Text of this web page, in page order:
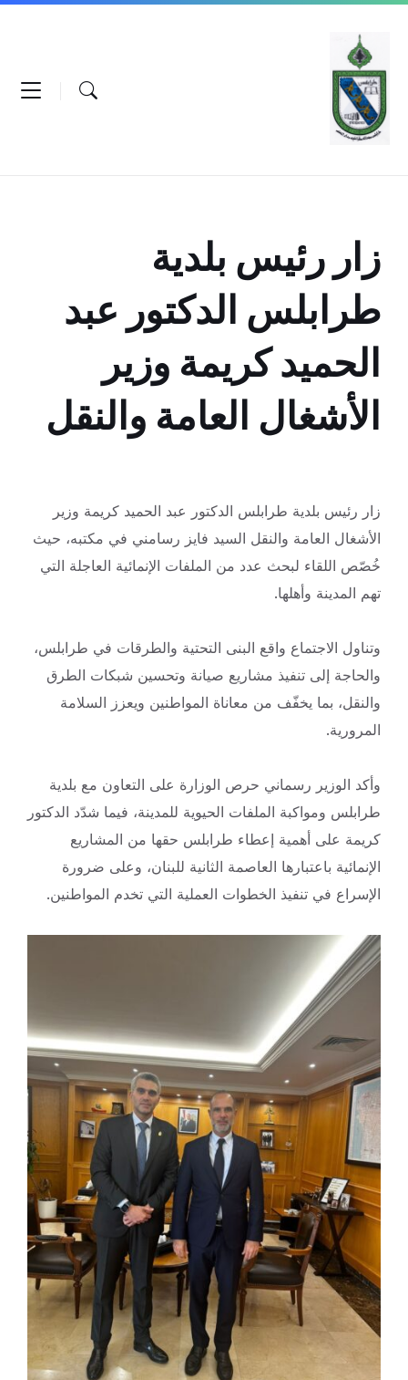
Skip
content
Skip
navigation
Skip
زار رئيس بلدية
طرابلس الدكتور عبد
الحميد كريمة وزير
الأشغال العامة والنقل
زار رئيس بلدية طرابلس الدكتور عبد الحميد كريمة وزير
الأشغال العامة والنقل السيد فايز رسامني في مكتبه، حيث
خُصّص اللقاء لبحث عدد من الملفات الإنمائية العاجلة التي
تهم المدينة وأهلها.
وتناول الاجتماع واقع البنى التحتية والطرقات في طرابلس،
والحاجة إلى تنفيذ مشاريع صيانة وتحسين شبكات الطرق
والنقل، بما يخفّف من معاناة المواطنين ويعزز السلامة
المرورية.
وأكد الوزير رسماني حرص الوزارة على التعاون مع بلدية
طرابلس ومواكبة الملفات الحيوية للمدينة، فيما شدّد الدكتور
كريمة على أهمية إعطاء طرابلس حقها من المشاريع
الإنمائية باعتبارها العاصمة الثانية للبنان، وعلى ضرورة
الإسراع في تنفيذ الخطوات العملية التي تخدم المواطنين.